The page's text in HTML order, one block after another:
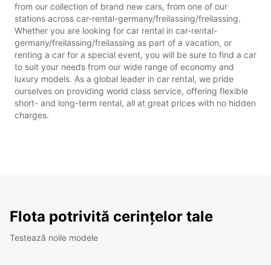
from our collection of brand new cars, from one of our
stations across car-rental-germany/freilassing/freilassing.
Whether you are looking for car rental in car-rental-
germany/freilassing/freilassing as part of a vacation, or
renting a car for a special event, you will be sure to find a car
to suit your needs from our wide range of economy and
luxury models. As a global leader in car rental, we pride
ourselves on providing world class service, offering flexible
short- and long-term rental, all at great prices with no hidden
charges.
Flota potrivită cerințelor tale
Testează noile modele